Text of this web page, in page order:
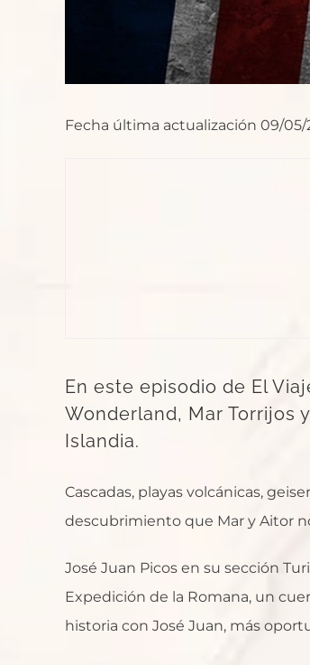
Fecha última actualización 09/
En este episodio de El
Wonderland, Mar Torrijos
Islandia.
Cascadas, playas volcánicas,
descubrimiento que Mar y Aitor
José Juan Picos en su sección
Expedición de la Romana, un
historia con José Juan, más